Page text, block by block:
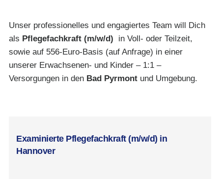
Unser professionelles und engagiertes Team will Dich
als Pflegefachkraft (m/w/d) in Voll- oder Teilzeit,
sowie auf 556-Euro-Basis (auf Anfrage) in einer
unserer Erwachsenen- und Kinder – 1:1 –
Versorgungen in den Bad Pyrmont und Umgebung.
Examinierte Pflegefachkraft (m/w/d) in
Hannover